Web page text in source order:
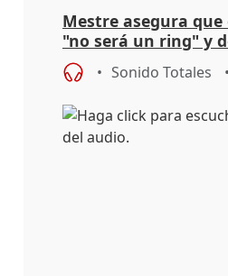
Mestre asegura
"no será un ring" y
"estabilidad" del
Sonido Totales